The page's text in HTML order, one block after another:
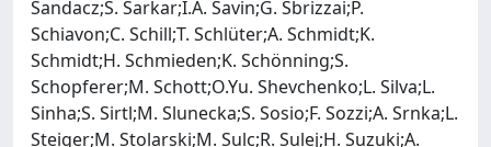
Sandacz;S. Sarkar;I.A. Savin;G. Sbrizzai;P.
Schiavon;C. Schill;T. Schlüter;A. Schmidt;K.
Schmidt;H. Schmieden;K. Schönning;S.
Schopferer;M. Schott;O.Yu. Shevchenko;L. Silva;L.
Sinha;S. Sirtl;M. Slunecka;S. Sosio;F. Sozzi;A. Srnka;L.
Steiger;M. Stolarski;M. Sulc;R. Sulej;H. Suzuki;A.